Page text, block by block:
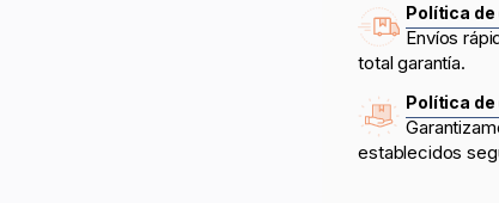
Política de
Envíos
total garantía.
Política
establecidos